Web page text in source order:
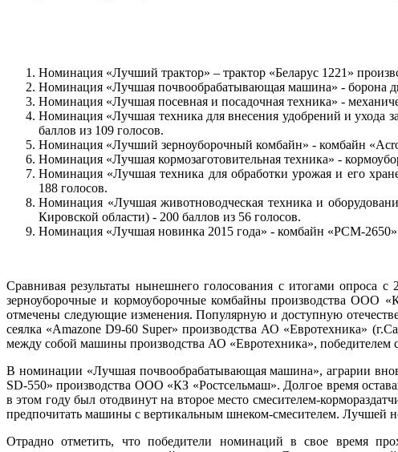
Номинация «Лучший трактор» – трактор «Беларус 1221»
Номинация «Лучшая почвообрабатывающая машина» - борона
Номинация «Лучшая посевная и посадочная техника» -
Номинация «Лучшая техника для внесения удобрений и ухода
баллов из 109 голосов.
Номинация «Лучший зерноуборочный комбайн» - комбайн
Номинация «Лучшая кормозаготовительная техника» -
Номинация «Лучшая техника для обработки урожая и его
188 голосов.
Номинация «Лучшая животноводческая техника и
Кировской области) - 200 баллов из 56 голосов.
Номинация «Лучшая новинка 2015 года» - комбайн «РСМ-
Сравнивая результаты нынешнего голосования с итогами
зерноуборочные и кормоуборочные комбайны производства ООО
отмечены следующие изменения. Популярную и доступную
сеялка «Amazone D9-60 Super» производства АО «Евротехника»
между собой машины производства АО «Евротехника», победителем
В номинации «Лучшая почвообрабатывающая машина», аграрии
SD-550» производства ООО «КЗ «Ростсельмаш». Долгое время
в этом году был отодвинут на второе место смесителем-
предпочитать машины с вертикальным шнеком-смесителем. Лучшей
Отрадно отметить, что победители номинаций в свое время